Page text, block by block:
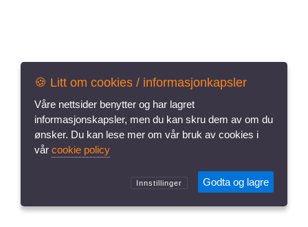
🍪 Litt om cookies / informasjonkapsler
vår cookie policy
Innstillinger Godta og lagre